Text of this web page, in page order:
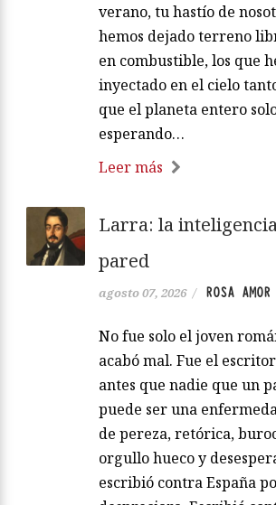
verano, tu hastío de
hemos dejado terreno
en combustible, los que
inyectado en el cielo
que el planeta entero
esperando…
Leer más
Larra: la
pared
agosto 07, 2026 / ROSA
No fue solo el joven
acabó mal. Fue el
antes que nadie que un
puede ser una
de pereza, retórica,
orgullo hueco y
escribió contra España